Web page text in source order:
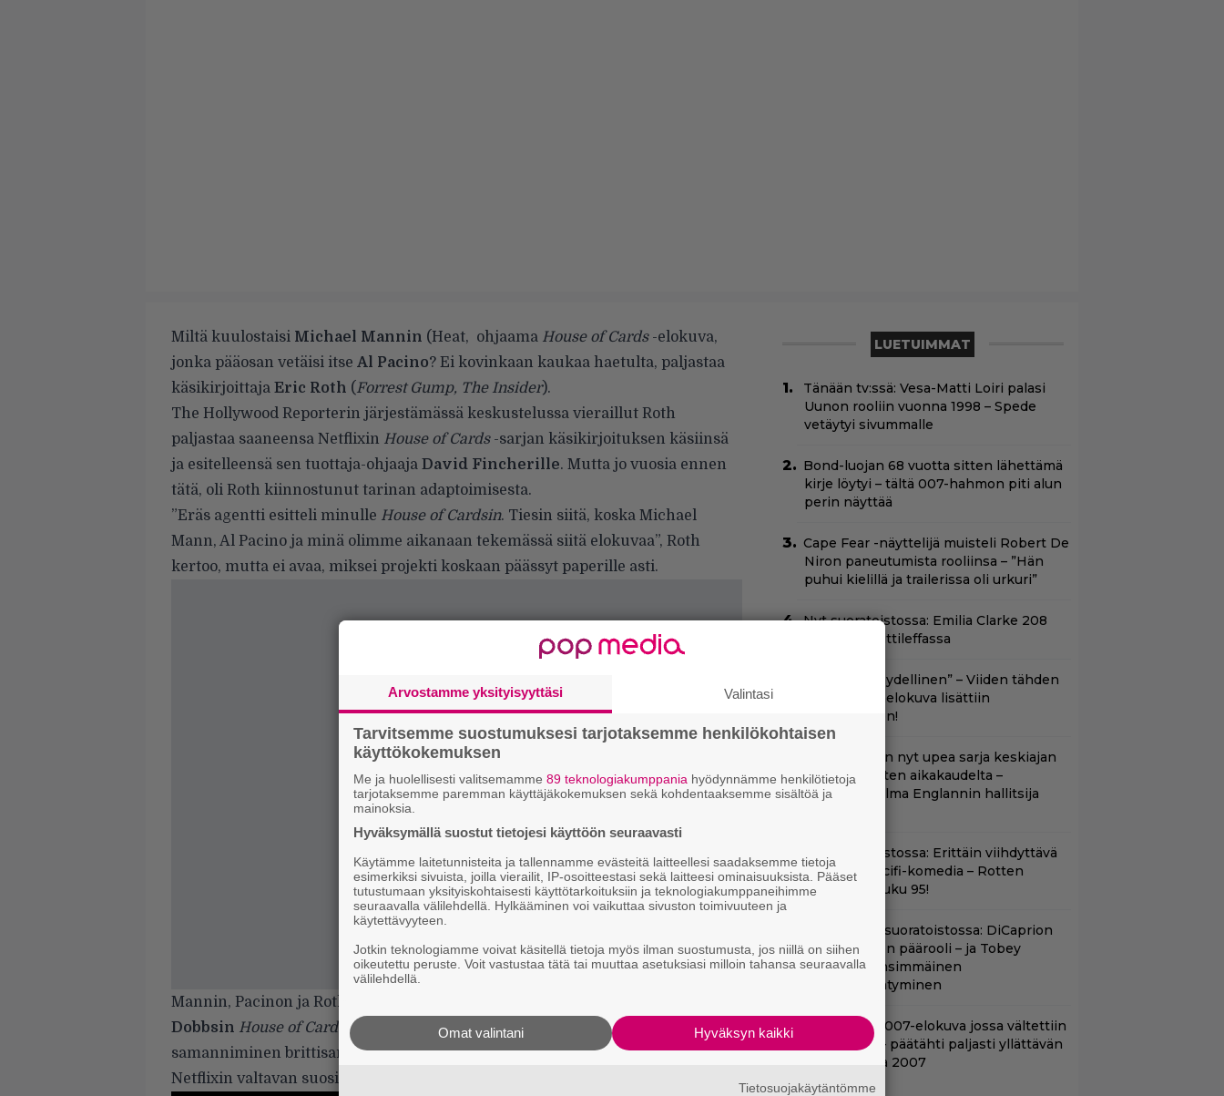
Miltä kuulostaisi Michael Mannin (Heat, ohjaama House of Cards-elokuva,
jonka pääosan vetäisi itse Al Pacino? Ei kovinkaan kaukaa haetulta, paljastaa
käsikirjoittaja Eric Roth (Forrest Gump, The Insider).
The Hollywood Reporterin järjestämässä keskustelussa vieraillut Roth
paljastaa saaneensa Netflixin House of Cards-sarjan käsikirjoituksen käsiinsä
ja esitelleensä sen tuottaja-ohjaaja David Fincherille. Mutta jo vuosia ennen
tätä, oli Roth kiinnostunut tarinan adaptoimisesta.
”Eräs agentti esitteli minulle House of Cardsin. Tiesin siitä, koska Michael
Mann, Al Pacino ja minä olimme aikanaan tekemässä siitä elokuvaa”, Roth
kertoo, mutta ei avaa, miksei projekti koskaan päässyt paperille asti.
Mannin, Pacinon ja Rothin elokuva olisi todennäköisesti perustunut
Dobbsin House of Cards
-menestysromaaniin, jonka pohjalta tehtiin
samanniminen brittisarja vuonna 1990 ja joka lopulta päätyi materiaaliksi
Netflixin valtavan suositulle lippulaivasarjalle.
LUETUIMMAT
Tänään tv:ssä: Vesa-Matti Loiri palasi
Uunon rooliin vuonna 1998 – Spede
vetäytyi sivummalle
Bond-luojan 68 vuotta sitten lähettämä
kirje löytyi – tältä 007-hahmon piti alun
perin näyttää
Cape Fear -näyttelijä muisteli Robert De
Niron paneutumista rooliinsa – ”Hän
puhui kielillä ja trailerissa oli urkuri”
Nyt suoratoistossa: Emilia Clarke 208
miljoonan hittileffassa
”Lajissaan täydellinen” – Viiden tähden
scifitoimintaelokuva lisättiin
suoratoistoon!
Netflixissä on nyt upea sarja keskiajan
kuninkaallisten aikakaudelta –
keskiössä julma Englannin hallitsija
Nyt suoratoistossa: Erittäin viihdyttävä
ja kehuttu scifi-komedia – Rotten
Tomatoes -luku 95!
Huippuleffa suoratoistossa: DiCaprion
ensimmäinen päärooli – ja Tobey
Maguiren ensimmäinen
elokuvaesiintyminen
Illalla tv:ssä: 007-elokuva jossa vältettiin
petipuuhia – päätähti paljasti yllättävän
syyn vuonna 2007
Arvostamme yksityisyyttäsi Valintasi
Tarvitsemme suostumuksesi tarjotaksemme henkilökohtaisen
käyttökokemuksen
Me ja huolellisesti valitsemamme 89 teknologiakumppania hyödynnämme henkilötietoja
tarjotaksemme paremman käyttäjäkokemuksen sekä kohdentaaksemme sisältöä ja
mainoksia.
Hyväksymällä suostut tietojesi käyttöön seuraavasti
Käytämme laitetunnisteita ja tallennamme evästeitä laitteellesi saadaksemme tietoja
esimerkiksi sivuista, joilla vierailit, IP-osoitteestasi sekä laitteesi ominaisuuksista. Pääset
tutustumaan yksityiskohtaisesti käyttötarkoituksiin ja teknologiakumppaneihimme
seuraavalla välilehdellä. Hylkääminen voi vaikuttaa sivuston toimivuuteen ja
käytettävyyteen.
Jotkin teknologiamme voivat käsitellä tietoja myös ilman suostumusta, jos niillä on siihen
oikeutettu peruste. Voit vastustaa tätä tai muuttaa asetuksiasi milloin tahansa seuraavalla
välilehdellä.
Hyväksyn kaikki
Omat valintani
Tietosuojakäytäntömme